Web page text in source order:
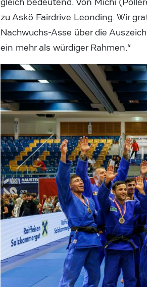
gleich bedeutend. Von Michi
zu Askö Fairdrive Leonding. Wir
Nachwuchs-Asse über die
ein mehr als würdiger Rahmen.“